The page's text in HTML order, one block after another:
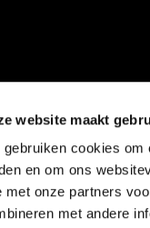
website maakt
gebruiken cookies
en om ons
met onze partners
met andere